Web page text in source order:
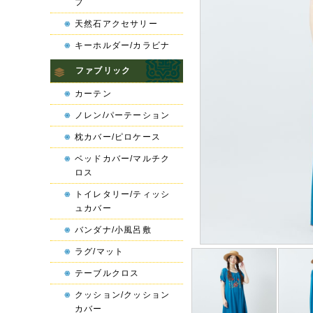
プ
天然石アクセサリー
キーホルダー/カラビナ
ファブリック
カーテン
ノレン/パーテーション
枕カバー/ピロケース
ベッドカバー/マルチク
ロス
トイレタリー/ティッシ
ュカバー
バンダナ/小風呂敷
ラグ/マット
テーブルクロス
クッション/クッション
カバー